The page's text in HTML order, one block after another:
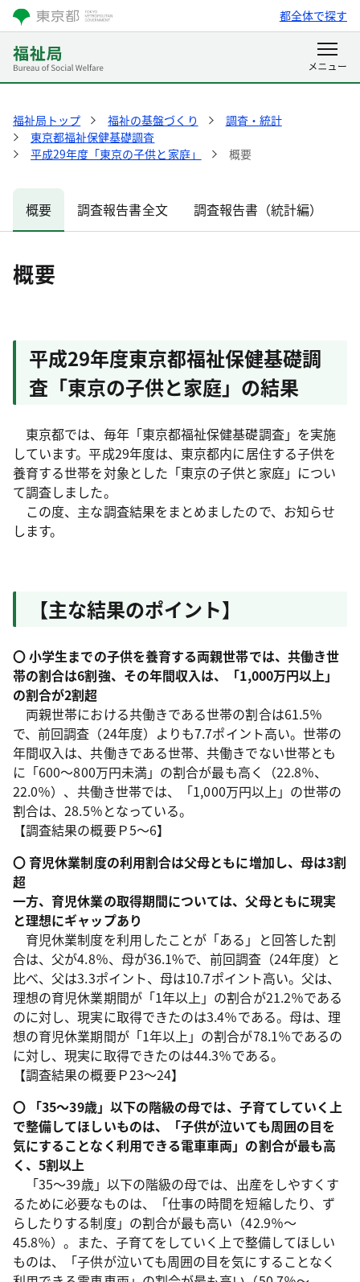
都全体で探す
福祉局トップ 福祉の基盤づくり
調査・統計
東京都福祉保健基礎調査
平成29年度「東京の子供と家庭」
概要
概要 調査報告書全文 調査報告書（統計編）
概要
平成29年度東京都福祉保健基礎調
査「東京の子供と家庭」の結果
東京都では、毎年「東京都福祉保健基礎調査」を実施
しています。平成29年度は、東京都内に居住する子供を
養育する世帯を対象とした「東京の子供と家庭」につい
て調査しました。
この度、主な調査結果をまとめましたので、お知らせ
します。
【主な結果のポイント】
〇 小学生までの子供を養育する両親世帯では、共働き世
帯の割合は6割強、その年間収入は、「1,000万円以上」
の割合が2割超
両親世帯における共働きである世帯の割合は61.5％
で、前回調査（24年度）よりも7.7ポイント高い。世帯の
年間収入は、共働きである世帯、共働きでない世帯とも
に「600～800万円未満」の割合が最も高く（22.8％、
22.0％）、共働き世帯では、「1,000万円以上」の世帯の
割合は、28.5％となっている。
【調査結果の概要Ｐ5～6】
〇 育児休業制度の利用割合は父母ともに増加し、母は3割
超
一方、育児休業の取得期間については、父母ともに現実
と理想にギャップあり
育児休業制度を利用したことが「ある」と回答した割
合は、父が4.8％、母が36.1%で、前回調査（24年度）と
比べ、父は3.3ポイント、母は10.7ポイント高い。父は、
理想の育児休業期間が「1年以上」の割合が21.2％である
のに対し、現実に取得できたのは3.4％である。母は、理
想の育児休業期間が「1年以上」の割合が78.1％であるの
に対し、現実に取得できたのは44.3％である。
【調査結果の概要Ｐ23～24】
〇 「35～39歳」以下の階級の母では、子育てしていく上
で整備してほしいものは、「子供が泣いても周囲の目を
気にすることなく利用できる電車車両」の割合が最も高
く、5割以上
「35～39歳」以下の階級の母では、出産をしやすくす
るために必要なものは、「仕事の時間を短縮したり、ず
らしたりする制度」の割合が最も高い（42.9％～
45.8％）。また、子育てをしていく上で整備してほしい
ものは、「子供が泣いても周囲の目を気にすることなく